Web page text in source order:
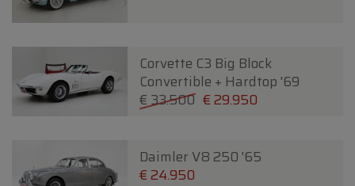
Corvette C3 Big Block
Convertible + Hardtop '69
€ 33.500 € 29.950
Daimler V8 250 '65
€ 24.950